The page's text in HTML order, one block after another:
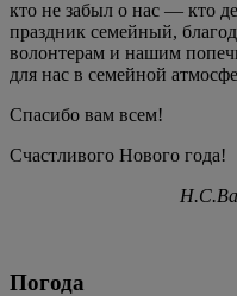
кто не забыл о нас — кто
праздник семейный,
волонтерам и нашим
для нас в семейной
Спасибо вам всем!
Счастливого Нового года!
Погода